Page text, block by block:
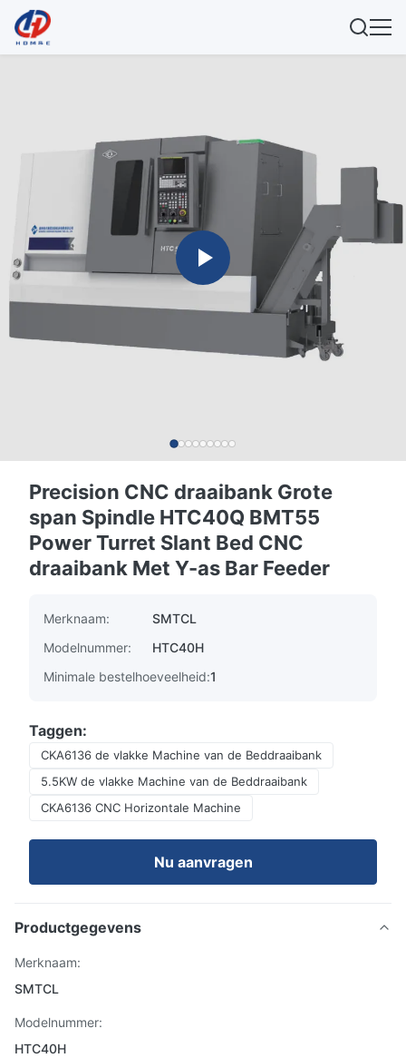
Precision CNC draaibank Grote
span Spindle HTC40Q BMT55
Power Turret Slant Bed CNC
draaibank Met Y-as Bar Feeder
Merknaam:
SMTCL
Modelnummer:
HTC40H
Minimale bestelhoeveelheid:1
Taggen:
CKA6136 de vlakke Machine van de Beddraaibank
5.5KW de vlakke Machine van de Beddraaibank
CKA6136 CNC Horizontale Machine
Nu aanvragen
Productgegevens
Merknaam:
SMTCL
Modelnummer:
HTC40H